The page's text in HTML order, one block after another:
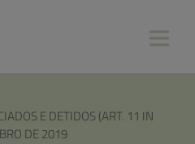
E DETIDOS (ART. 11 IN
DE 2019